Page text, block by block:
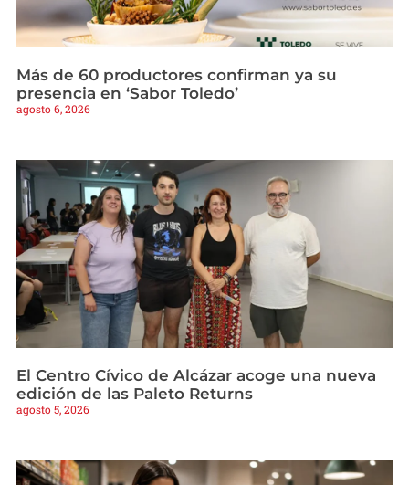
Más de 60 productores confirman ya su
presencia en ‘Sabor Toledo’
agosto 6, 2026
El Centro Cívico de Alcázar acoge una nueva
edición de las Paleto Returns
agosto 5, 2026